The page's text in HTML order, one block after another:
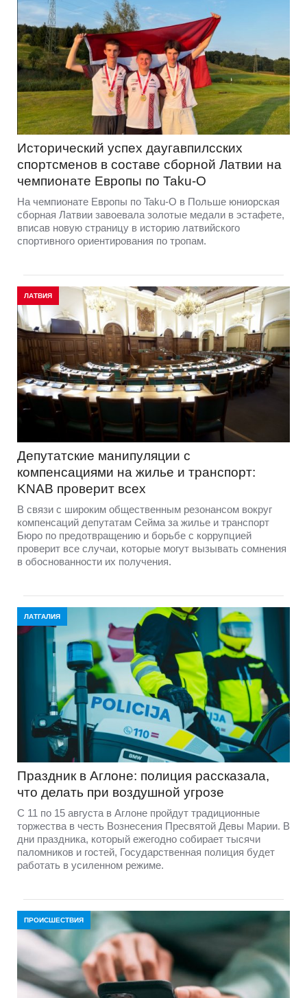
Исторический успех даугавпилсских
спортсменов в составе сборной Латвии на
чемпионате Европы по Taku-O
На чемпионате Европы по Taku-O в Польше юниорская
сборная Латвии завоевала золотые медали в эстафете,
вписав новую страницу в историю латвийского
спортивного ориентирования по тропам.
ЛАТВИЯ
Депутатские манипуляции с
компенсациями на жилье и транспорт:
KNAB проверит всех
В связи с широким общественным резонансом вокруг
компенсаций депутатам Сейма за жилье и транспорт
Бюро по предотвращению и борьбе с коррупцией
проверит все случаи, которые могут вызывать сомнения
в обоснованности их получения.
ЛАТГАЛИЯ
Праздник в Аглоне: полиция рассказала,
что делать при воздушной угрозе
С 11 по 15 августа в Аглоне пройдут традиционные
торжества в честь Вознесения Пресвятой Девы Марии. В
дни праздника, который ежегодно собирает тысячи
паломников и гостей, Государственная полиция будет
работать в усиленном режиме.
ПРОИСШЕСТВИЯ